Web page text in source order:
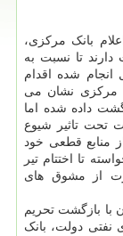
بانک مرکزی،
دارند تا نسبت به
شده اقدام
مرکزی نشان می
داده شده اما
تحت تاثیر شیوع
منابع قطعی خود
تا اختتام تیر
از مشوق های
شروع سال ۱۳۹۷ و همزمان با بازگشت تحریم
نفتی دولت، بانک